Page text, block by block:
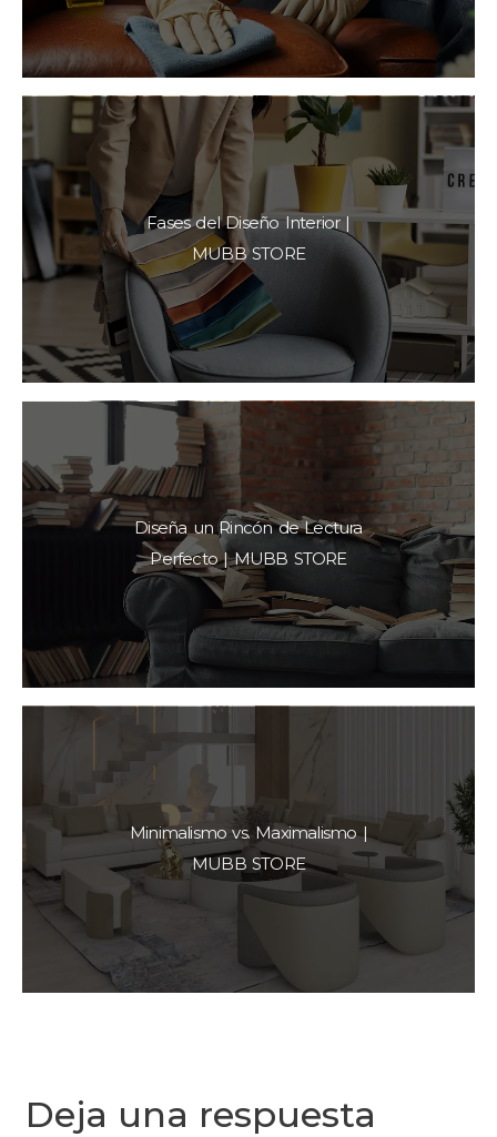
Fases del Diseño Interior |
MUBB STORE
Diseña un Rincón de Lectura
Perfecto | MUBB STORE
Minimalismo vs. Maximalismo |
MUBB STORE
Deja una respuesta